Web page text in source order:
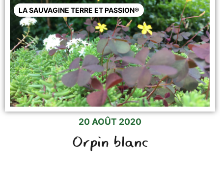
LA SAUVAGINE TERRE ET PASSION®
20 AOÛT 2020
Orpin blanc